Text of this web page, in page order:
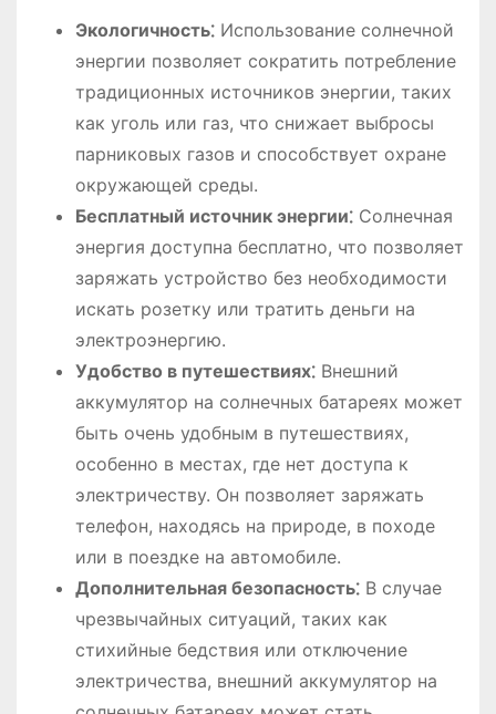
Экологичность⁚Использование солнечной
энергии позволяет сократить потребление
традиционных источников энергии, таких
как уголь или газ, что снижает выбросы
парниковых газов и способствует охране
окружающей среды.
Бесплатный источник энергии⁚Солнечная
энергия доступна бесплатно, что позволяет
заряжать устройство без необходимости
искать розетку или тратить деньги на
электроэнергию.
Удобство в путешествиях⁚Внешний
аккумулятор на солнечных батареях может
быть очень удобным в путешествиях,
особенно в местах, где нет доступа к
электричеству. Он позволяет заряжать
телефон, находясь на природе, в походе
или в поездке на автомобиле.
Дополнительная безопасность⁚В случае
чрезвычайных ситуаций, таких как
стихийные бедствия или отключение
электричества, внешний аккумулятор на